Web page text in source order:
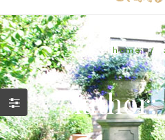
home /